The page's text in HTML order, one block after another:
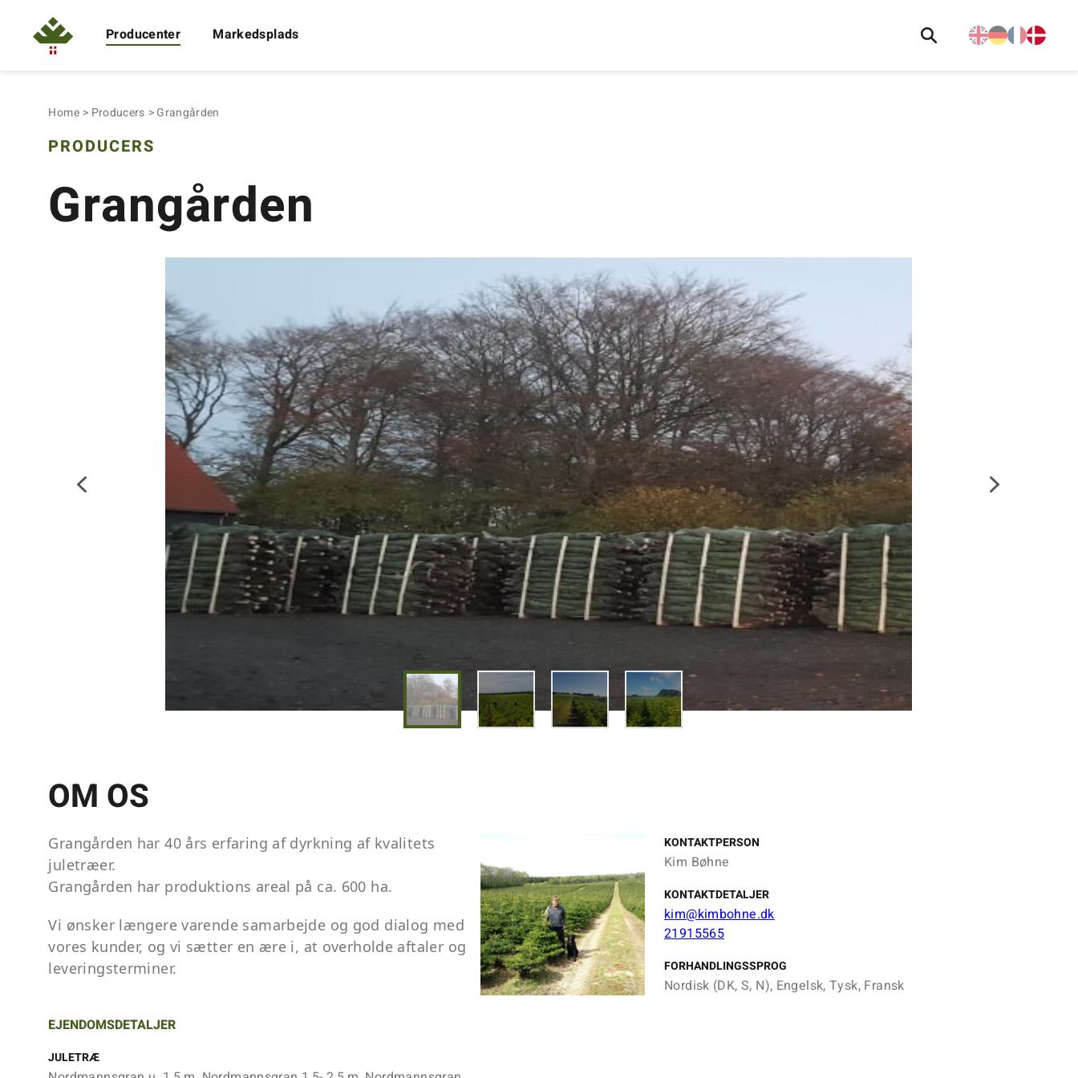
Producenter Markedsplads
Home Producers Grangården
PRODUCERS
Grangården
OM OS
Grangården har 40 års erfaring af dyrkning af kvalitets
juletræer.
Grangården har produktions areal på ca. 600 ha.
Vi ønsker længere varende samarbejde og god dialog med
vores kunder, og vi sætter en ære i, at overholde aftaler og
leveringsterminer.
EJENDOMSDETALJER
JULETRÆ
KONTAKTPERSON
Kim Bøhne
KONTAKTDETALJER
kim@kimbohne.dk
21915565
FORHANDLINGSSPROG
Nordisk (DK, S, N), Engelsk, Tysk, Fransk